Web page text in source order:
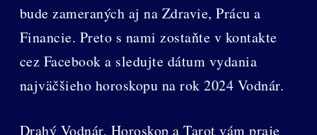
bude zameraných aj na Zdravie, Prácu a
Financie. Preto s nami zostaňte v kontakte
cez Facebook a sledujte dátum vydania
najväčšieho horoskopu na rok 2024 Vodnár.
Drahý Vodnár, Horoskop a Tarot vám praje